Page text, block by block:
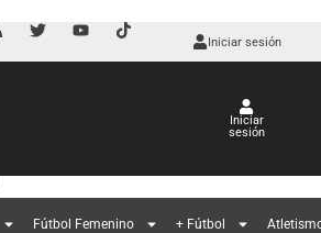
Iniciar sesión
Iniciar
sesión
Fútbol Femenino + Fútbol